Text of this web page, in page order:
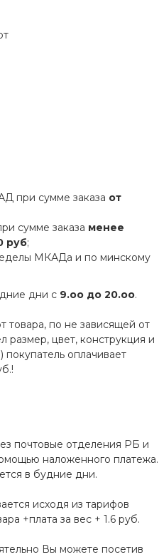
при сумме заказа от
сумме заказа менее
руб;
МКАДа и по минскому
дни с 9.оо до 20.оо.
товара, по не зависящей от
цвет, конструкция и
оплачивает
почтовые отделения РБ и
наложенного платежа.
в будние дни.
исходя из тарифов
+плата за вес + 1.6 руб.
Вы можете посетив